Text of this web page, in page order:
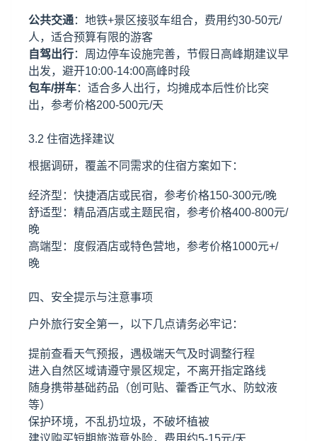
公共交通：地铁+景区接驳车组合，费用约30-50元/
人，适合预算有限的游客
自驾出行：周边停车设施完善，节假日高峰期建议早
出发，避开10:00-14:00高峰时段
包车/拼车：适合多人出行，均摊成本后性价比突
出，参考价格200-500元/天
3.2 住宿选择建议
根据调研，覆盖不同需求的住宿方案如下：
经济型：快捷酒店或民宿，参考价格150-300元/晚
舒适型：精品酒店或主题民宿，参考价格400-800元/
晚
高端型：度假酒店或特色营地，参考价格1000元+/
晚
四、安全提示与注意事项
户外旅行安全第一，以下几点请务必牢记：
提前查看天气预报，遇极端天气及时调整行程
进入自然区域请遵守景区规定，不离开指定路线
随身携带基础药品（创可贴、藿香正气水、防蚊液
等）
保护环境，不乱扔垃圾，不破坏植被
建议购买短期旅游意外险，费用约5-15元/天